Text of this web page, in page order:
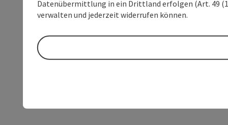
Datenübermittlung in ein Drittland erfolgen (Art. 49
verwalten und jederzeit widerrufen können.